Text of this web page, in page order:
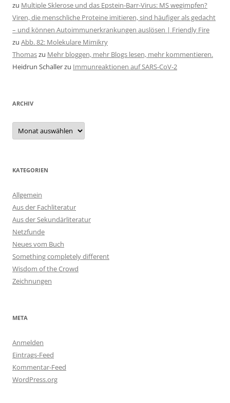
zu Multiple Sklerose und das Epstein-Barr-Virus: MS wegimpfen?
Viren, die menschliche Proteine imitieren, sind häufiger als gedacht
– und können Autoimmunerkrankungen auslösen | Friendly Fire
zu Abb. 82: Molekulare Mimikry
Thomaszu Mehr bloggen, mehr Blogs lesen, mehr kommentieren.
Heidrun Schallerzu Immunreaktionen auf SARS-CoV-2
ARCHIV
Archiv
KATEGORIEN
Allgemein
Aus der Fachliteratur
Aus der Sekundärliteratur
Netzfunde
Neues vom Buch
Something completely different
Wisdom of the Crowd
Zeichnungen
META
Anmelden
Eintrags-Feed
Kommentar-Feed
WordPress.org